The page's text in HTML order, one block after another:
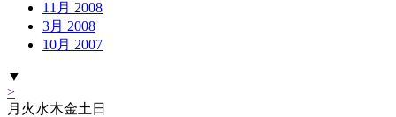
11月 2008
3月 2008
10月 2007
▼
>
月 火水木金土 日